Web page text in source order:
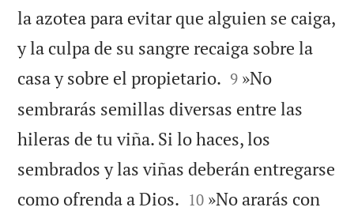
la azotea para evitar que alguien se caiga,
y la culpa de su sangre recaiga sobre la
casa y sobre el propietario. 

9 »No
sembrarás semillas diversas entre las
hileras de tu viña. Si lo haces, los
sembrados y las viñas deberán entregarse
como ofrenda a Dios. 

10 »No ararás con